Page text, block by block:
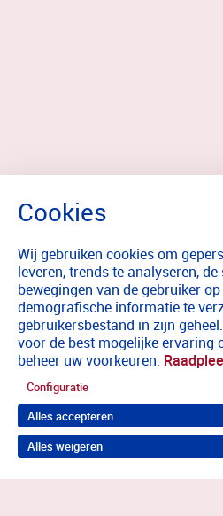
Wij gebruiken cookies om
leveren, trends te analyseren, de
bewegingen van de gebruiker
demografische informatie te
gebruikersbestand in zijn
voor de best mogelijke ervaring
beheer uw voorkeuren.
Configuratie
Alles accepteren
Alles weigeren